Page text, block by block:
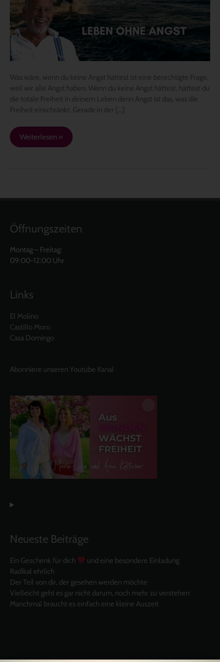
Was wäre, wenn du keine Angst hättest ist eine berechtigte Frage,
weil wir alle Angst haben. Wenn du keine Angst hättest, hättest du
die totale Freiheit in deinem Leben denn Angst ist das, was die
Freiheit einschränkt. Gerade in der […]
Angst
Weiterlesen »
Öffnungszeiten
Montag – Freitag:
09:00-12:00 Uhr
Links
El Molino
Castillo Moro
Casa Domingo
Abonniere unseren Youtube Kanal
Neueste Beiträge
Ein Geschenk für dich
und eine besondere Einladung
Radikal ehrlich
Der Teil von dir, der gesehen werden möchte
Vielleicht geht es gar nicht darum, noch mehr zu verstehen
Manchmal braucht es einfach eine kleine Auszeit